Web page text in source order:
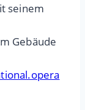
seinem
Gebäude